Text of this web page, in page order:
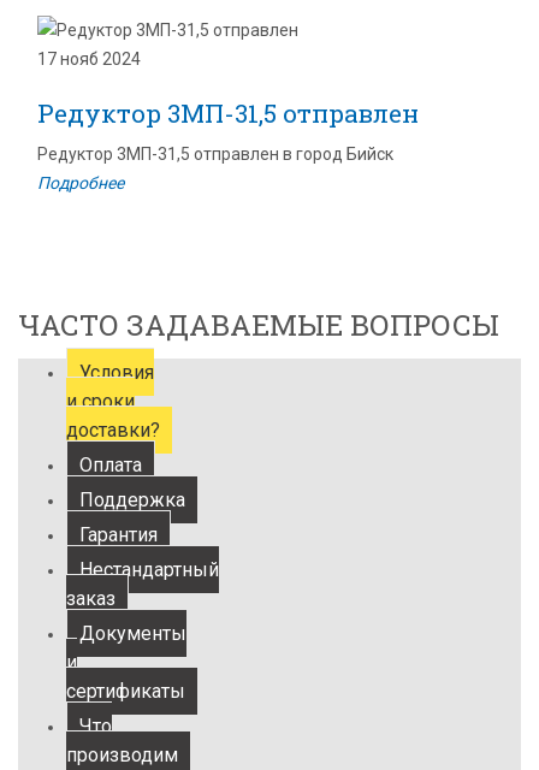
17 нояб 2024
Редуктор 3МП-31,5 отправлен
Редуктор 3МП-31,5 отправлен в город Бийск
Подробнее
ЧАСТО ЗАДАВАЕМЫЕ ВОПРОСЫ
Условия
и сроки
доставки?
Оплата
Поддержка
Гарантия
Нестандартный
заказ
Документы
и
сертификаты
Что
производим